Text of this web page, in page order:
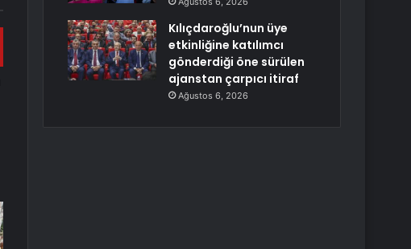
Kılıçdaroğlu’nun üye
etkinliğine katılımcı
gönderdiği öne sürülen
ajanstan çarpıcı itiraf
Ağustos 6, 2026